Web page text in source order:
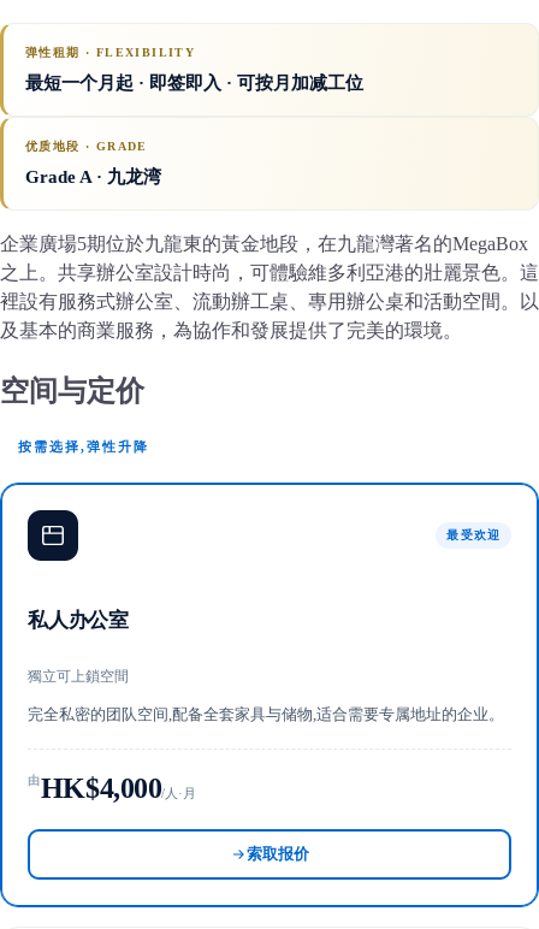
弹性租期 · FLEXIBILITY
最短一个月起 · 即签即入 · 可按月加减工位
优质地段 · GRADE
Grade A· 九龙湾
企業廣場5期位於九龍東的黃金地段，在九龍灣著名的MegaBox
之上。共享辦公室設計時尚，可體驗維多利亞港的壯麗景色。這
裡設有服務式辦公室、流動辦工桌、專用辦公桌和活動空間。以
及基本的商業服務，為協作和發展提供了完美的環境。
空间与定价
按需选择,弹性升降
最受欢迎
私人办公室
獨立可上鎖空間
完全私密的团队空间,配备全套家具与储物,适合需要专属地址的企业。
由HK$4,000/人·月
索取报价